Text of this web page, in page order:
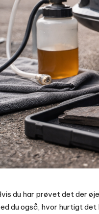
du har prøvet det der
du også, hvor hurtigt det